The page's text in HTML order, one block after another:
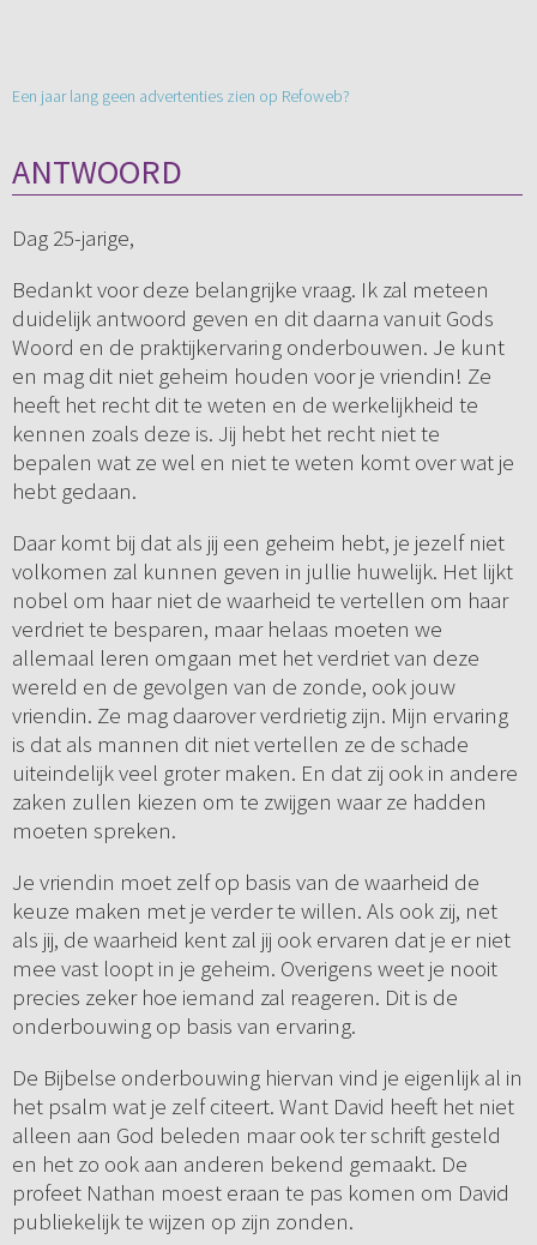
Een jaar lang geen advertenties zien op Refoweb?
ANTWOORD
Dag 25-jarige,
Bedankt voor deze belangrijke vraag. Ik zal meteen
duidelijk antwoord geven en dit daarna vanuit Gods
Woord en de praktijkervaring onderbouwen. Je kunt
en mag dit niet geheim houden voor je vriendin! Ze
heeft het recht dit te weten en de werkelijkheid te
kennen zoals deze is. Jij hebt het recht niet te
bepalen wat ze wel en niet te weten komt over wat je
hebt gedaan.
Daar komt bij dat als jij een geheim hebt, je jezelf niet
volkomen zal kunnen geven in jullie huwelijk. Het lijkt
nobel om haar niet de waarheid te vertellen om haar
verdriet te besparen, maar helaas moeten we
allemaal leren omgaan met het verdriet van deze
wereld en de gevolgen van de zonde, ook jouw
vriendin. Ze mag daarover verdrietig zijn. Mijn ervaring
is dat als mannen dit niet vertellen ze de schade
uiteindelijk veel groter maken. En dat zij ook in andere
zaken zullen kiezen om te zwijgen waar ze hadden
moeten spreken.
Je vriendin moet zelf op basis van de waarheid de
keuze maken met je verder te willen. Als ook zij, net
als jij, de waarheid kent zal jij ook ervaren dat je er niet
mee vast loopt in je geheim. Overigens weet je nooit
precies zeker hoe iemand zal reageren. Dit is de
onderbouwing op basis van ervaring.
De Bijbelse onderbouwing hiervan vind je eigenlijk al in
het psalm wat je zelf citeert. Want David heeft het niet
alleen aan God beleden maar ook ter schrift gesteld
en het zo ook aan anderen bekend gemaakt. De
profeet Nathan moest eraan te pas komen om David
publiekelijk te wijzen op zijn zonden.